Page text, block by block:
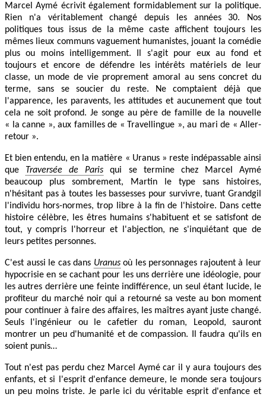
Marcel Aymé écrivit également formidablement sur la politique.
Rien n'a véritablement changé depuis les années 30. Nos
politiques tous issus de la même caste affichent toujours les
mêmes lieux communs vaguement humanistes, jouant la comédie
plus ou moins intelligemment. Il s'agit pour eux au fond et
toujours et encore de défendre les intérêts matériels de leur
classe, un mode de vie proprement amoral au sens concret du
terme, sans se soucier du reste. Ne comptaient déjà que
l'apparence, les paravents, les attitudes et aucunement que tout
cela ne soit profond. Je songe au père de famille de la nouvelle
« la canne », aux familles de « Travellingue », au mari de « Aller-
retour ».
Et bien entendu, en la matière « Uranus » reste indépassable ainsi
que Traversée de Paris qui se termine chez Marcel Aymé
beaucoup plus sombrement, Martin le type sans histoires,
n'hésitant pas à toutes les bassesses pour survivre, tuant Grandgil
l'individu hors-normes, trop libre à la fin de l'histoire. Dans cette
histoire célèbre, les êtres humains s'habituent et se satisfont de
tout, y compris l'horreur et l'abjection, ne s'inquiétant que de
leurs petites personnes.
C'est aussi le cas dans Uranusoù les personnages rajoutent à leur
hypocrisie en se cachant pour les uns derrière une idéologie, pour
les autres derrière une feinte indifférence, un seul étant lucide, le
profiteur du marché noir qui a retourné sa veste au bon moment
pour continuer à faire des affaires, les maîtres ayant juste changé.
Seuls l'ingénieur ou le cafetier du roman, Leopold, sauront
montrer un peu d'humanité et de compassion. Il faudra qu'ils en
soient punis…
Tout n'est pas perdu chez Marcel Aymé car il y aura toujours des
enfants, et si l'esprit d'enfance demeure, le monde sera toujours
un peu moins triste. Je parle ici du véritable esprit d'enfance et